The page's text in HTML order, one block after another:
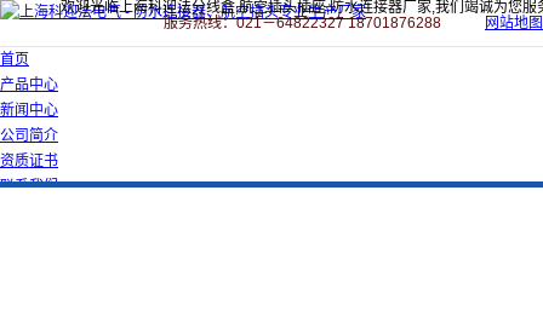
欢迎光临上海科迎法分线盒,航空插头插座,防水连接器厂家,我们竭诚为您服
服务热线：021－64822327 18701876288
网站地图
首页
产品中心
新闻中心
公司简介
资质证书
联系我们